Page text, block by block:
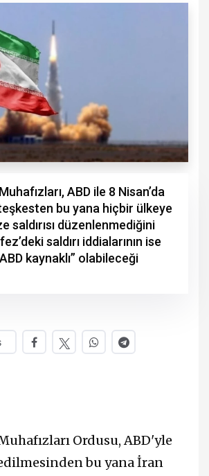
ABD ile 8 Nisan’da
bu yana hiçbir ülkeye
saldırısı düzenlenmediğini
saldırı iddialarının ise
kaynaklı” olabileceği
Ordusu, ABD'yle
bu yana İran